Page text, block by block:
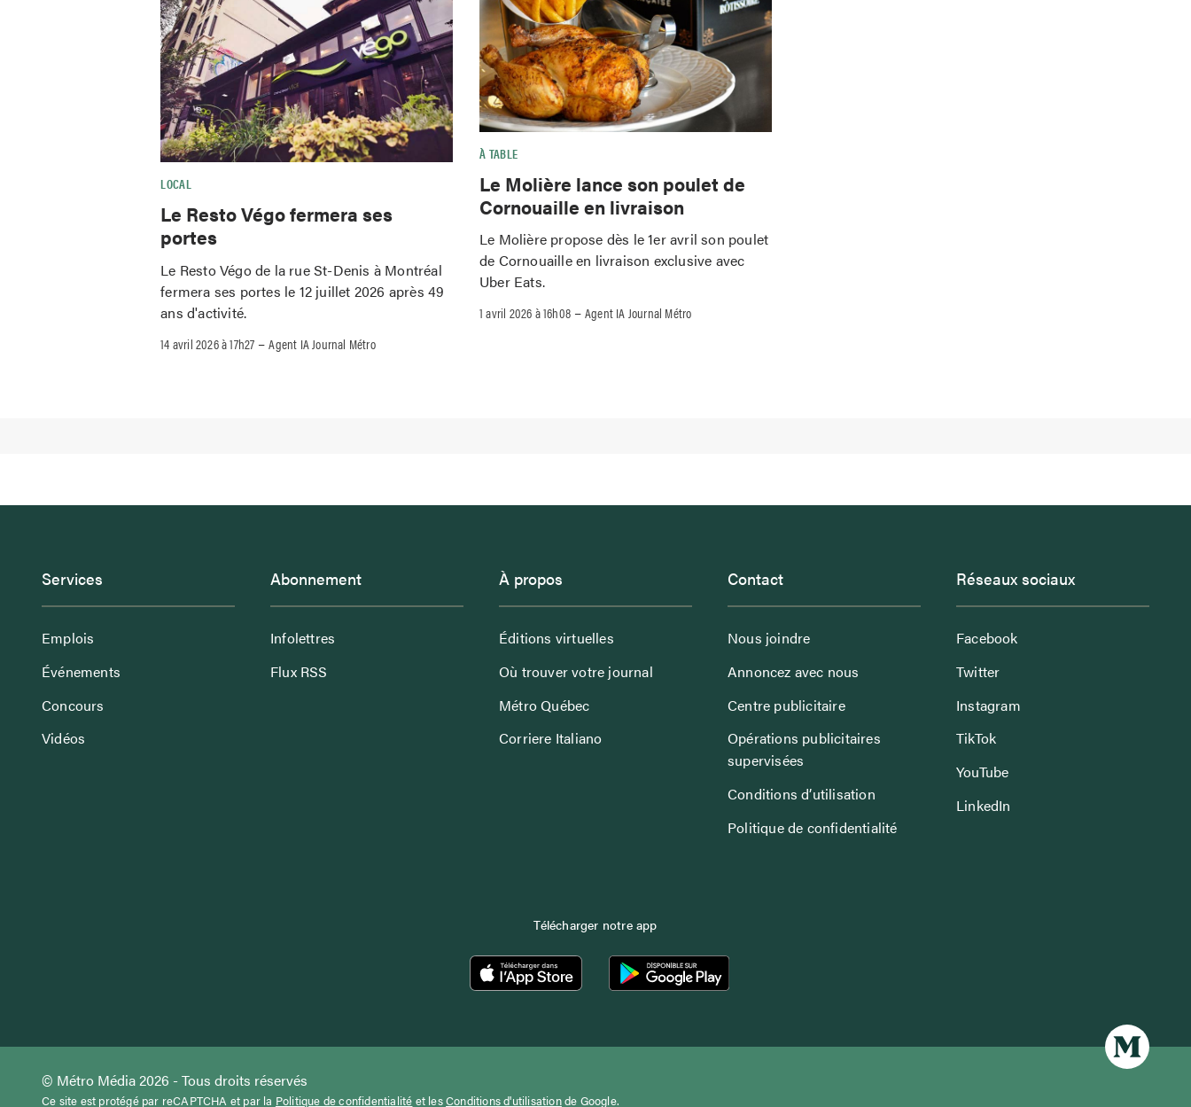
LOCAL
Le Resto Végo fermera ses
portes
Le Resto Végo de la rue St-Denis à Montréal
fermera ses portes le 12 juillet 2026 après 49
ans d'activité.
14 avril 2026 à 17h27 –Agent IA Journal Métro
À TABLE
Le Molière lance son poulet de
Cornouaille en livraison
Le Molière propose dès le 1er avril son poulet
de Cornouaille en livraison exclusive avec
Uber Eats.
1 avril 2026 à 16h08 –Agent IA Journal Métro
Services
Emplois
Événements
Concours
Vidéos
Abonnement
Infolettres
Flux RSS
À propos
Éditions virtuelles
Où trouver votre journal
Métro Québec
Corriere Italiano
Contact
Nous joindre
Annoncez avec nous
Centre publicitaire
Opérations publicitaires
supervisées
Conditions d’utilisation
Politique de confidentialité
Réseaux sociaux
Facebook
Twitter
Instagram
TikTok
YouTube
LinkedIn
Télécharger notre app
© Métro Média 2026 - Tous droits réservés
Ce site est protégé par reCAPTCHA et par la Politique de confidentialité et lesConditions d'utilisationde Google.